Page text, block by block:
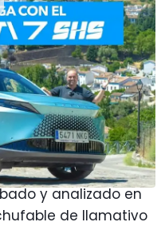
Añadir Motor1.com como
fuente preferida en Google
web, seguro que el
resulta familiar. A fin
y analizado en
de llamativo